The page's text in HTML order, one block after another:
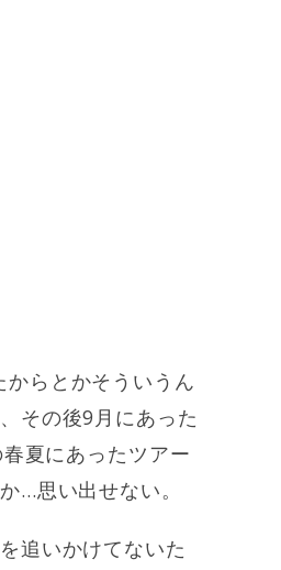
らとかそういうん
その後9月にあった
夏にあったツアー
…思い出せない。
追いかけてないた